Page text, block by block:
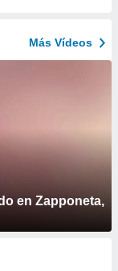
Más Vídeos
en Zapponeta,